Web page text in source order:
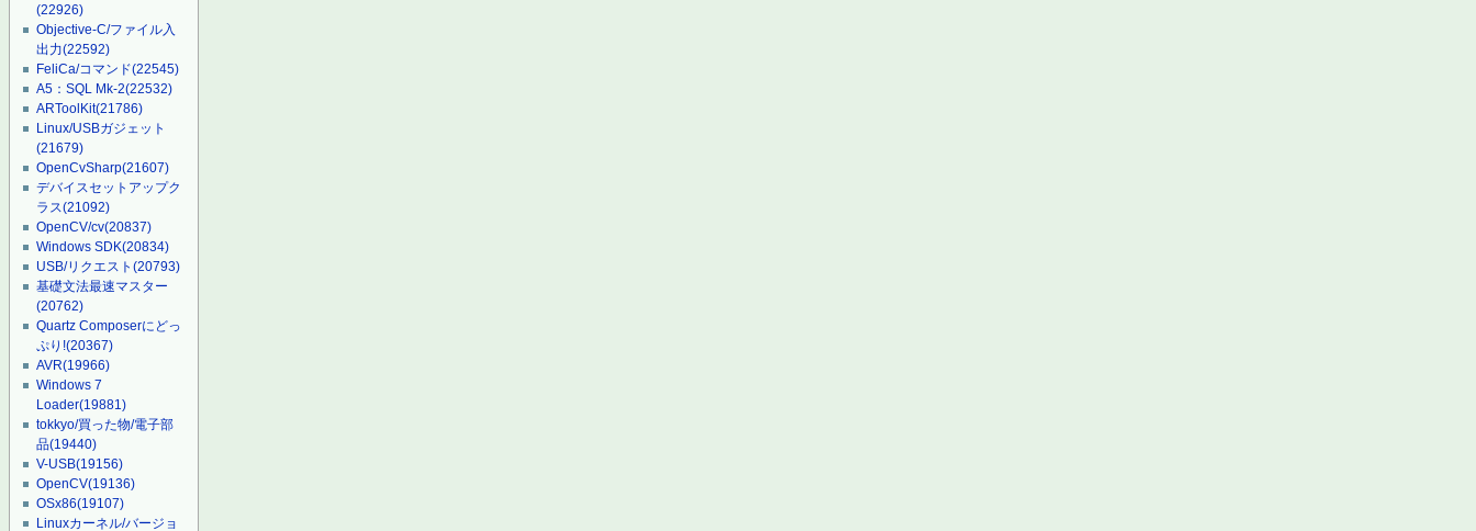
(22926)
Objective-C/ファイル入
出力(22592)
FeliCa/コマンド(22545)
A5：SQL Mk-2(22532)
ARToolKit(21786)
Linux/USBガジェット
(21679)
OpenCvSharp(21607)
デバイスセットアップク
ラス(21092)
OpenCV/cv(20837)
Windows SDK(20834)
USB/リクエスト(20793)
基礎文法最速マスター
(20762)
Quartz Composerにどっ
ぷり!(20367)
AVR(19966)
Windows 7
Loader(19881)
tokkyo/買った物/電子部
品(19440)
V-USB(19156)
OpenCV(19136)
OSx86(19107)
Linuxカーネル/バージョ